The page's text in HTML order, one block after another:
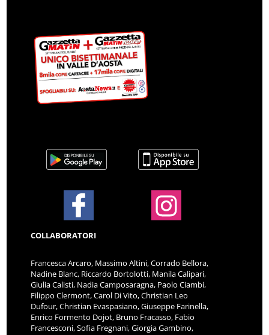
COLLABORATORI
Francesca Arcaro, Massimo Altini, Corrado Bellora,
Nadine Blanc, Riccardo Bortolotti, Manila Calipari,
Giulia Calisti, Nadia Camposaragna, Paolo Ciambi,
Filippo Clermont, Carol Di Vito, Christian Leo
Dufour, Christian Evaspasiano, Giuseppe Farinella,
Enrico Formento Dojot, Bruno Fracasso, Fabio
Francesconi, Sofia Fregnani, Giorgia Gambino,